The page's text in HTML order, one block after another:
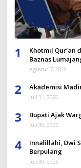
1
Khotmil Qur’an
Baznas
Agustus 7, 2026
2 Akademisi
Juli 31, 2026
3 Bupati Ajak
Juli 30, 2026
4
Innalillahi, Dwi
Berpulang
Juli 30, 2026